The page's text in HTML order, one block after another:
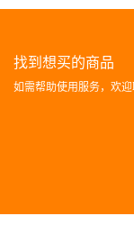
找到想买的商品
如需帮助使用服务，欢